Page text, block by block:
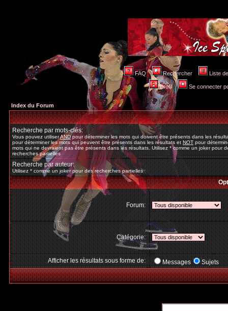
FAQ Rechercher Liste
Profil Se connecter
Index du Forum
Recherche par mots-clés:
Vous pouvez utiliserANDpour déterminer les mots qui doivent être présents dans les
pour déterminer les mots qui peuvent être présents dans les résultats etNOTpour
mots qui ne devraient pas être présents dans les résultats. Utilisez * comme un joker pour
recherches partielles
Recherche par auteur:
Utilisez * comme un joker pour des recherches partielles
Forum:
Catégorie:
Afficher les résultats sous forme de: Messages Sujets